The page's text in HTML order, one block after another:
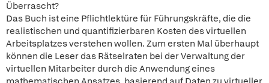
Überrascht?
Das Buch ist eine Pflichtlektüre für Führungskräfte, die die
realistischen und quantifizierbaren Kosten des virtuellen
Arbeitsplatzes verstehen wollen. Zum ersten Mal überhaupt
können die Leser das Rätselraten bei der Verwaltung der
virtuellen Mitarbeiter durch die Anwendung eines